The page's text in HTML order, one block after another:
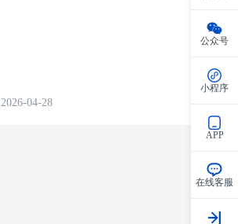
2026-04-28
公众号
小程序
APP
在线客服